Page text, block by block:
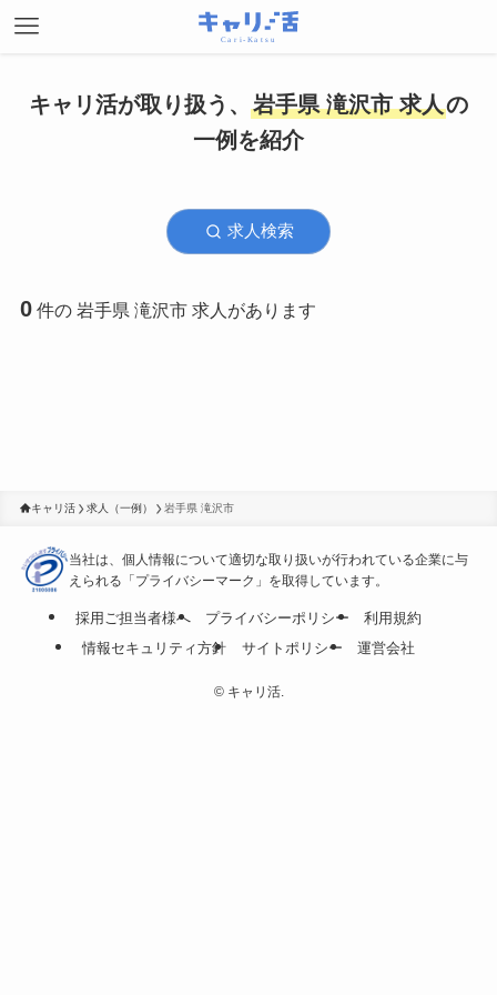
キャリ活が取り扱う、 岩手県 滝沢市 求人の
一例を紹介
求人検索
0件の 岩手県 滝沢市 求人があります
キャリ活 求人（一例） 岩手県 滝沢市
当社は、個人情報について適切な取り扱いが行われている企業に与
えられる「プライバシーマーク」を取得しています。
採用ご担当者様へ プライバシーポリシー
利用規約
情報セキュリティ方針
サイトポリシー 運営会社
©キャリ活.